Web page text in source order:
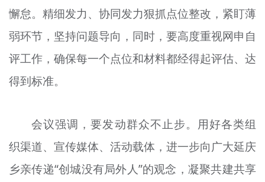
懈怠。精细发力、协同发力狠抓点位整改，紧盯薄
弱环节，坚持问题导向，同时，要高度重视网申自
评工作，确保每一个点位和材料都经得起评估、达
得到标准。
会议强调，要发动群众不止步。用好各类组
织渠道、宣传媒体、活动载体，进一步向广大延庆
乡亲传递“创城没有局外人”的观念，凝聚共建共享